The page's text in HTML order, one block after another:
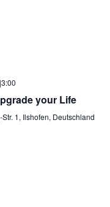
your Life
1, Ilshofen, Deutschland